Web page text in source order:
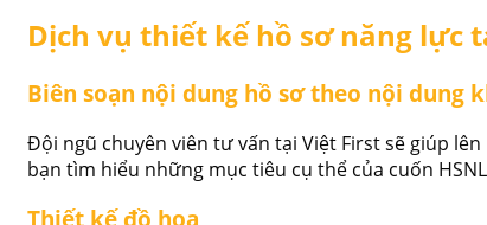
Dịch vụ thiết kế hồ sơ năng lực
Biên soạn nội dung hồ sơ theo nội dung
Đội ngũ chuyên viên tư vấn tại Việt First sẽ giúp
bạn tìm hiểu những mục tiêu cụ thể của cuốn
Thiết kế đồ hoạ